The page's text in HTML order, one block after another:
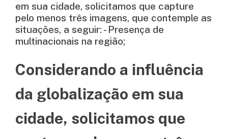
em sua cidade, solicitamos que capture
pelo menos três imagens, que contemple as
situações, a seguir: - Presença de
multinacionais na região;
Considerando a influência
da globalização em sua
cidade, solicitamos que